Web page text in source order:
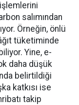
on salımından
Örneğin, önlü
tüketiminde
Yine, e-
daha düşük
belirtildiği
katkısı ise
takip